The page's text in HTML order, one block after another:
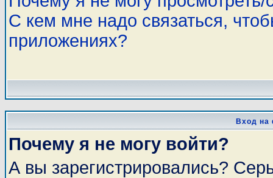
С кем мне надо связаться,
приложениях?
Вход на
Почему я не могу войти?
А вы зарегистрировались?